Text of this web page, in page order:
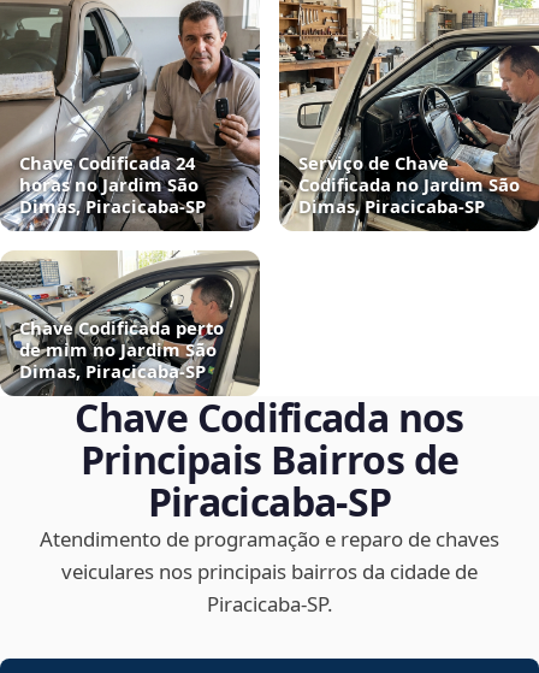
Chave Codificada 24
horas no Jardim São
Dimas, Piracicaba‑SP
Serviço de Chave
Codificada no Jardim São
Dimas, Piracicaba‑SP
Chave Codificada perto
de mim no Jardim São
Dimas, Piracicaba‑SP
Chave Codificada nos
Principais Bairros de
Piracicaba‑SP
Atendimento de programação e reparo de chaves
veiculares nos principais bairros da cidade de
Piracicaba‑SP.